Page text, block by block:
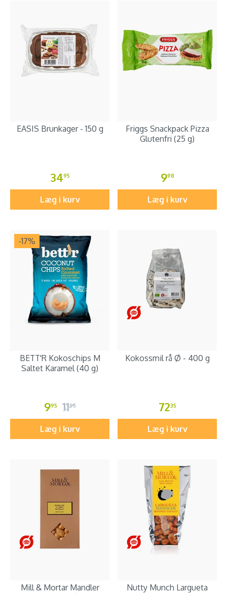
EASIS Brunkager - 150 g
3495
Læg i kurv
Friggs Snackpack Pizza
Glutenfri (25 g)
998
Læg i kurv
-17%
BETT'R Kokoschips M
Saltet Karamel (40 g)
995 1195
Læg i kurv
Kokossmil rå Ø - 400 g
7235
Læg i kurv
Mill & Mortar Mandler
Nutty Munch Largueta